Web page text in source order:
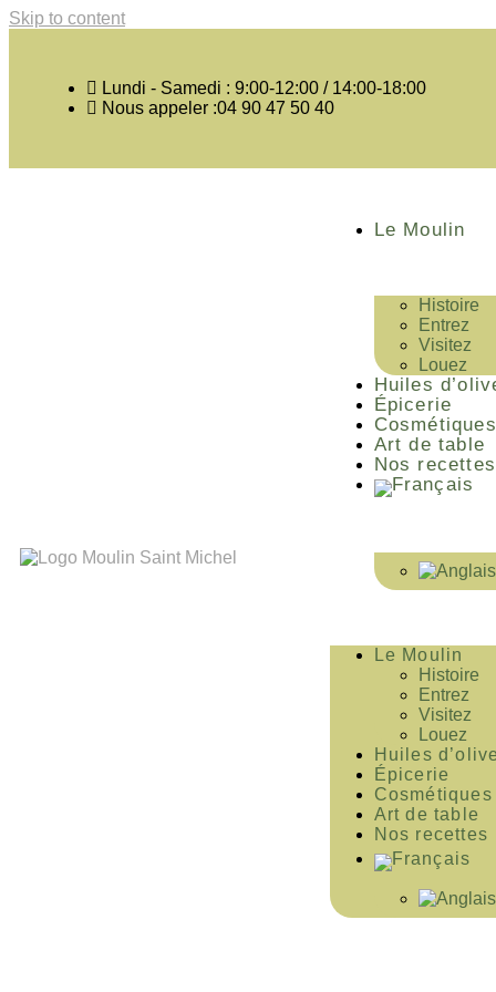
Skip to content
Lundi - Samedi : 9:00-12:00 / 14:00-18:00
Nous appeler :04 90 47 50 40
Le Moulin
Histoire
Entrez
Visitez
Louez
Huiles
Épicerie
Cosmétiques
Art de table
Nos recettes
Le Moulin
Histoire
Entrez
Visitez
Louez
Huiles
Épicerie
Cosmétiques
Art de table
Nos recettes